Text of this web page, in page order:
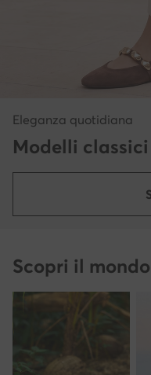
Eleganza quotidiana
Modelli
Scopri il